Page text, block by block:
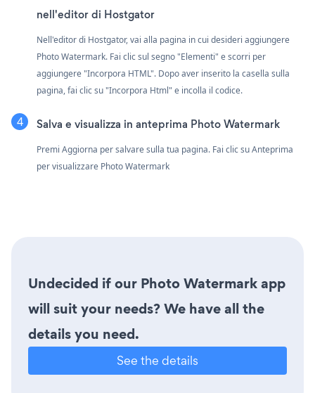
nell'editor di Hostgator
Nell'editor di Hostgator, vai alla pagina in cui desideri aggiungere
Photo Watermark. Fai clic sul segno "Elementi" e scorri per
aggiungere "Incorpora HTML". Dopo aver inserito la casella sulla
pagina, fai clic su "Incorpora Html" e incolla il codice.
Salva e visualizza in anteprima Photo Watermark
Premi Aggiorna per salvare sulla tua pagina. Fai clic su Anteprima
per visualizzare Photo Watermark
Undecided if our Photo Watermark app
will suit your needs? We have all the
details you need.
See the details